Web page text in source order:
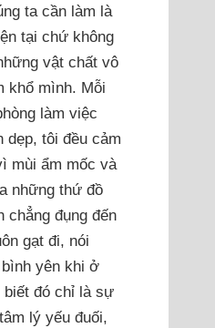
ta cần làm là
tại chứ không
vật chất vô
khổ mình. Mỗi
làm việc
dẹp, tôi đều cảm
mùi ẩm mốc và
những thứ đồ
chẳng đụng đến
gạt đi, nói
yên khi ở
biết đó chỉ là sự
lý yếu đuối,